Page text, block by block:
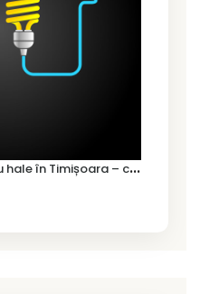
I
nstalații electrice pentru hale în Timișoara – cum alegi soluția potrivită